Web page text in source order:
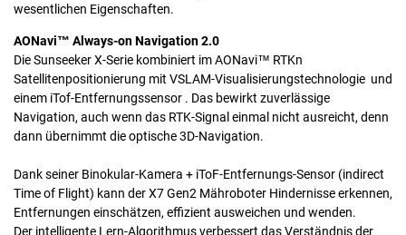
wesentlichen Eigenschaften.
AONavi™ Always-on Navigation 2.0
Die Sunseeker X-Serie kombiniert im AONavi™ RTKn
Satellitenpositionierung mit VSLAM-Visualisierungstechnologie und
einem iTof-Entfernungssensor . Das bewirkt zuverlässige
Navigation, auch wenn das RTK-Signal einmal nicht ausreicht, denn
dann übernimmt die optische 3D-Navigation.
Dank seiner Binokular-Kamera + iToF-Entfernungs-Sensor (indirect
Time of Flight) kann der X7 Gen2 Mähroboter Hindernisse erkennen,
Entfernungen einschätzen, effizient ausweichen und wenden.
Der intelligente Lern-Algorithmus verbessert das Verständnis der